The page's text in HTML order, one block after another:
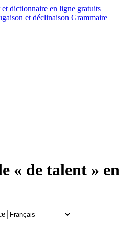
et déclinaison Grammaire
« de talent » en